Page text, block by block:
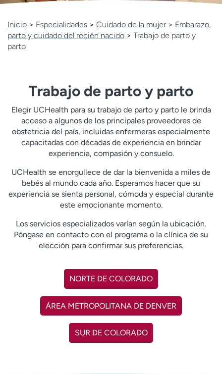
Ready. Set. CO.
Ensayos clínicos
Empleados
Profesionales
Atención a medios de
comunicación
Asistencia financiera
c
Inicio > Especialidades > Cuidado de la mujer > Embarazo,
parto y cuidado del recién nacido > Trabajo de parto y
parto
Trabajo de parto y parto
Elegir UCHealth para su trabajo de parto y parto le brinda
acceso a algunos de los principales proveedores de
obstetricia del país, incluidas enfermeras especialmente
capacitadas con décadas de experiencia en brindar
experiencia, compasión y consuelo.
UCHealth se enorgullece de dar la bienvenida a miles de
bebés al mundo cada año. Esperamos hacer que su
experiencia se sienta personal, cómoda y especial durante
este emocionante momento.
Los servicios especializados varían según la ubicación.
Póngase en contacto con el programa o la clínica de su
elección para confirmar sus preferencias.
NORTE DE COLORADO
ÁREA METROPOLITANA DE DENVER
SUR DE COLORADO